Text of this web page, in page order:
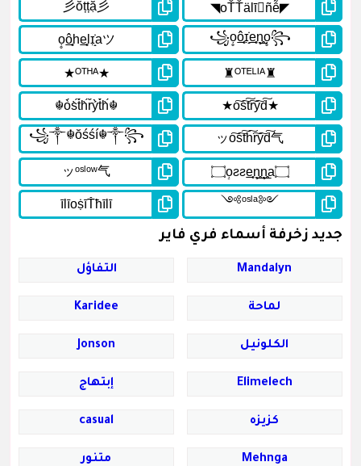
جديد زخرفة أسماء فري فاير
Mandalyn التفاؤل
لماحة Karidee
الكلونيل Jonson
Elimelech إبتهاج
كزيزه casual
Mehnga متنور